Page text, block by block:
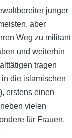
junger
aber
Weg zu militant
und weiterhin
tragen
die islamischen
erstens einen
vielen
für Frauen,